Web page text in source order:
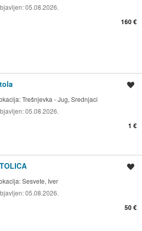
05.08.2026.
160 €
Trešnjevka - Jug, Srednjaci
05.08.2026.
1 €
Sesvete, Iver
05.08.2026.
50 €